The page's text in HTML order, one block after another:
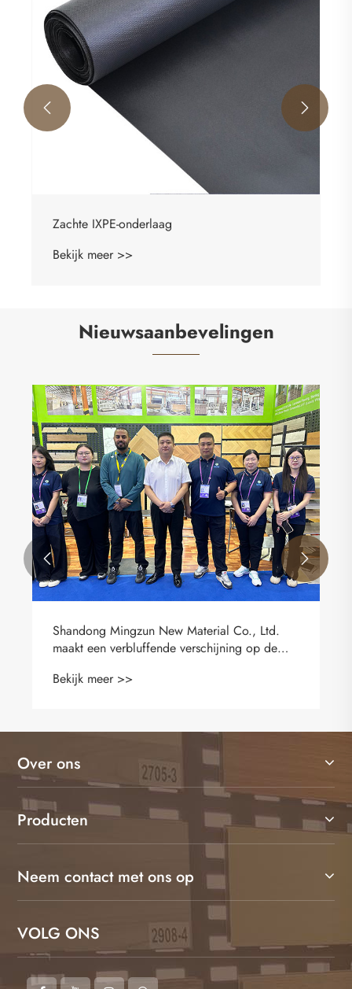
 
Nieuwsaanbevelingen
Kan gerecycled materiaal LVT-vloeren echt
milieuvriendelijk maken?
Bekijk meer >>
 
Over ons
Producten
Neem contact met ons op
VOLG ONS